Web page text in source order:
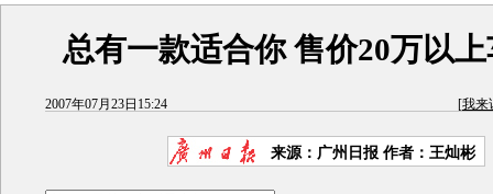
总有一款适合你 售价20万以
2007年07月23日15:24 [我来
来源：广州日报 作者：王灿彬